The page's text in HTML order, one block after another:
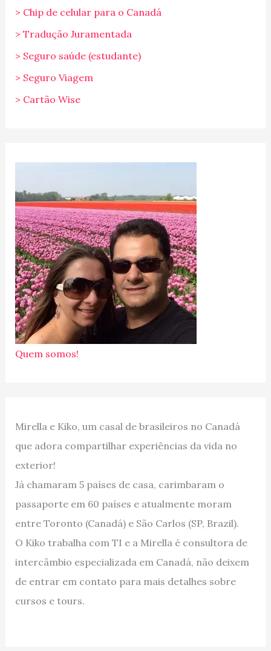
> Chip de celular para o Canadá
> Tradução Juramentada
> Seguro saúde (estudante)
> Seguro Viagem
> Cartão Wise
Quem somos!
Mirella e Kiko, um casal de brasileiros no Canadá
que adora compartilhar experiências da vida no
exterior!
Já chamaram 5 países de casa, carimbaram o
passaporte em 60 países e atualmente moram
entre Toronto (Canadá) e São Carlos (SP, Brazil).
O Kiko trabalha com TI e a Mirella é consultora de
intercâmbio especializada em Canadá, não deixem
de entrar em contato para mais detalhes sobre
cursos e tours.